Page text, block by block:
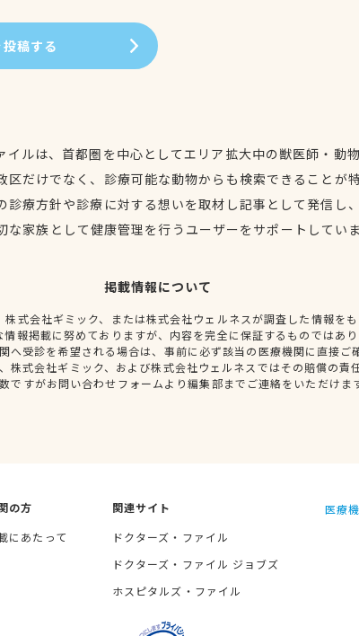
稿する
イルは、首都圏を中心としてエリア拡大中の獣医師・動
区だけでなく、診療可能な動物からも検索できることが特
診療方針や診療に対する想いを取材し記事として発信し、
な家族として健康管理を行うユーザーをサポートしていま
掲載情報について
式会社ギミック、または株式会社ウェルネスが調査した情報をも
報掲載に努めておりますが、内容を完全に保証するものではあり
へ受診を希望される場合は、事前に必ず該当の医療機関に直接ご
株式会社ギミック、および株式会社ウェルネスではその賠償の責
ですがお問い合わせフォームより編集部までご連絡をいただけま
の方
にあたって
関連サイト
ドクターズ・ファイル
ドクターズ・ファイル ジョブズ
ホスピタルズ・ファイル
医療